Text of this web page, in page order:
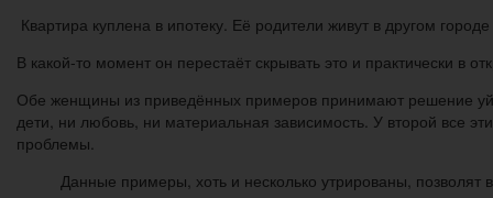
Квартира куплена в ипотеку. Её родители живут в другом
В какой-то момент он перестаёт скрывать это и практически в
Обе женщины из приведённых примеров принимают решение
дети, ни любовь, ни материальная зависимость. У второй все
проблемы.
Данные примеры, хоть и несколько утрированы, позволят